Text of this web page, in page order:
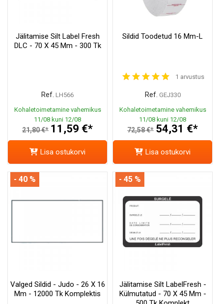
Jälitamise Silt Label Fresh
DLC - 70 X 45 Mm - 300 Tk
Ref. LH566
Kohaletoimetamine vahemikus
11/08 kuni 12/08
21,80 €* 11,59 €*
Lisa ostukorvi
Sildid Toodetud 16 Mm-L
1 arvustus
Ref. GEJ330
Kohaletoimetamine vahemikus
11/08 kuni 12/08
72,58 €* 54,31 €*
Lisa ostukorvi
Valged Sildid - Judo - 26 X 16
Mm - 12000 Tk Komplektis
- 40 %
Jälitamise Silt LabelFresh -
Külmutatud - 70 X 45 Mm -
- 45 %